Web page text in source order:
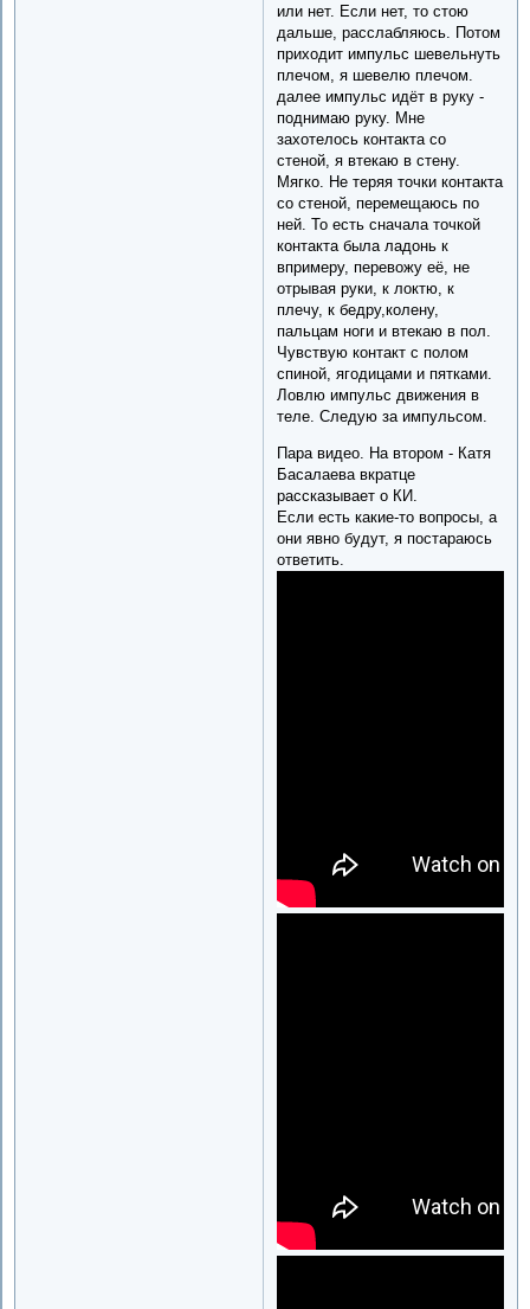
или нет. Если нет, то стою
дальше, расслабляюсь. Потом
приходит импульс шевельнуть
плечом, я шевелю плечом.
далее импульс идёт в руку -
поднимаю руку. Мне
захотелось контакта со
стеной, я втекаю в стену.
Мягко. Не теряя точки контакта
со стеной, перемещаюсь по
ней. То есть сначала точкой
контакта была ладонь к
впримеру, перевожу её, не
отрывая руки, к локтю, к
плечу, к бедру,колену,
пальцам ноги и втекаю в пол.
Чувствую контакт с полом
спиной, ягодицами и пятками.
Ловлю импульс движения в
теле. Следую за импульсом.
Пара видео. На втором - Катя
Басалаева вкратце
рассказывает о КИ.
Если есть какие-то вопросы, а
они явно будут, я постараюсь
ответить.